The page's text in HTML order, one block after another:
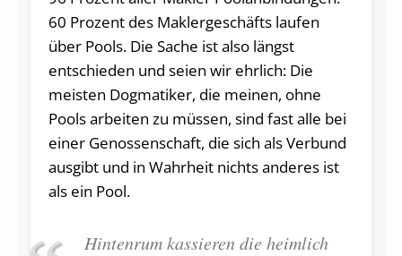
60 Prozent des Maklergeschäfts laufen
über Pools. Die Sache ist also längst
entschieden und seien wir ehrlich: Die
meisten Dogmatiker, die meinen, ohne
Pools arbeiten zu müssen, sind fast alle bei
einer Genossenschaft, die sich als Verbund
ausgibt und in Wahrheit nichts anderes ist
als ein Pool.
Hintenrum kassieren die heimlich